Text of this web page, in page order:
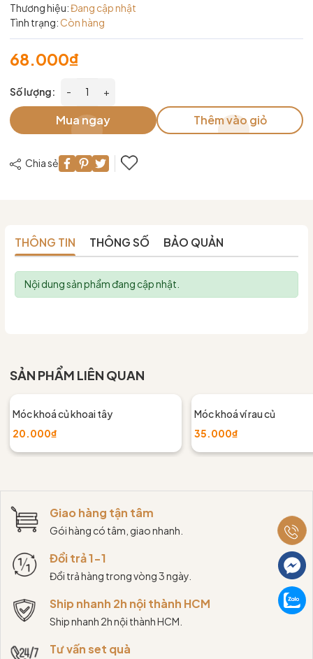
Thương hiệu:Đang cập nhật
Tình trạng:Còn hàng
68.000₫
Số lượng: - +
Mua ngay Thêm vào giỏ
Chia sẻ
THÔNG TIN THÔNG SỐ BẢO QUẢN
Nội dung sản phẩm đang cập nhật.
SẢN PHẨM LIÊN QUAN
Móc khoá củ khoai tây
20.000₫
Móc khoá ví rau củ
35.000₫
Giao hàng tận tâm
Gói hàng có tâm, giao nhanh.
Đổi trả 1-1
Đổi trả hàng trong vòng 3 ngày.
Ship nhanh 2h nội thành HCM
Ship nhanh 2h nội thành HCM.
Tư vấn set quà